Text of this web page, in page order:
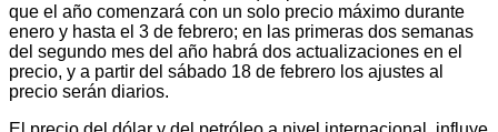
que el año comenzará con un solo precio máximo durante
enero y hasta el 3 de febrero; en las primeras dos semanas
del segundo mes del año habrá dos actualizaciones en el
precio, y a partir del sábado 18 de febrero los ajustes al
precio serán diarios.